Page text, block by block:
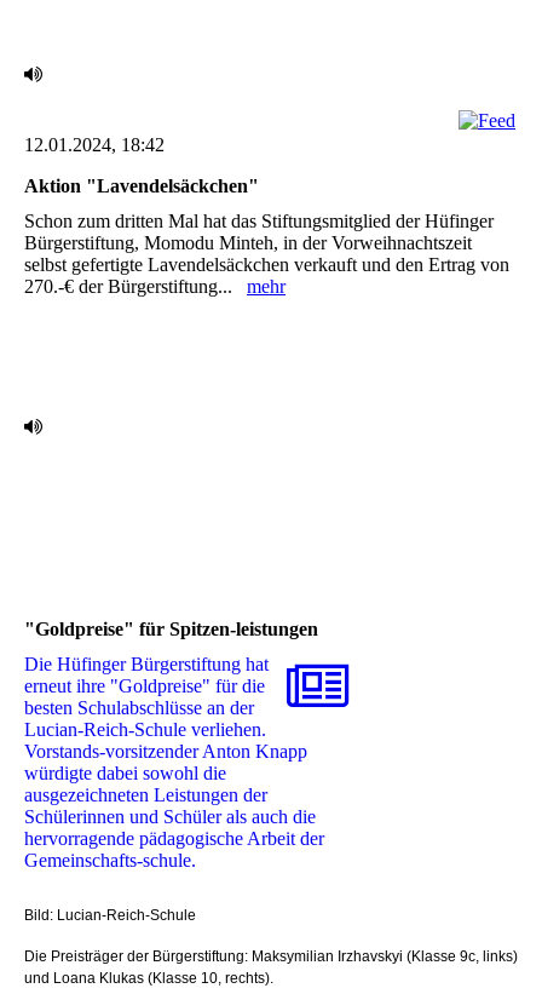
12.01.2024, 18:42
Aktion "Lavendelsäckchen"
Schon zum dritten Mal hat das Stiftungsmitglied der Hüfinger
Bürgerstiftung, Momodu Minteh, in ‎der Vorweihnachtszeit
selbst gefertigte Lavendelsäckchen verkauft und den Ertrag von
270.-€ der ‎Bürgerstiftung... mehr
"Goldpreise" für Spitzen-leistungen
Die Hüfinger Bürgerstiftung hat
erneut ihre "Goldpreise" für die
besten Schulabschlüsse an der
Lucian-Reich-Schule verliehen.
Vorstands-vorsitzender Anton Knapp
würdigte dabei sowohl die
ausgezeichneten Leistungen der
Schülerinnen und Schüler als auch die
hervorragende pädagogische Arbeit der
Gemeinschafts-schule.
Bild: Lucian-Reich-Schule
Die Preisträger der Bürgerstiftung: Maksymilian Irzhavskyi (Klasse 9c, links)
und Loana Klukas (Klasse 10, rechts).